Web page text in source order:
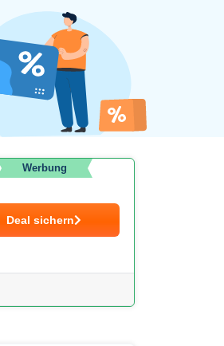
Deal sichern
Werbung